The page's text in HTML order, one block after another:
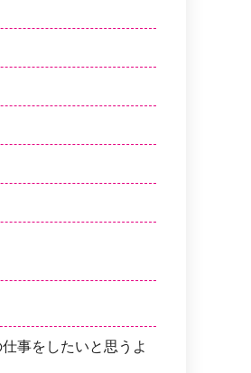
事をしたいと思うよ